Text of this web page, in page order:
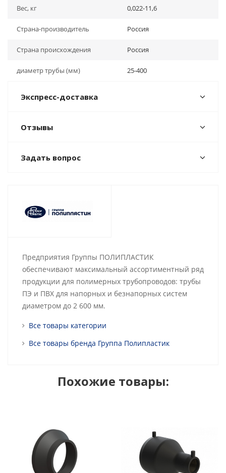
Вес, кг 0,022-11,6
Страна-производитель Россия
Страна происхождения Россия
диаметр трубы (мм) 25-400
Экспресс-доставка
Отзывы
Задать вопрос
Предприятия Группы ПОЛИПЛАСТИК
обеспечивают максимальный ассортиментный ряд
продукции для полимерных трубопроводов: трубы
ПЭ и ПВХ для напорных и безнапорных систем
диаметром до 2 600 мм.
Все товары категории
Все товары бренда Группа Полипластик
Похожие товары: